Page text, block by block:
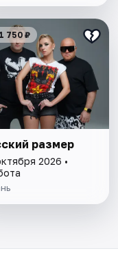
750 ₽
размер
2026 •